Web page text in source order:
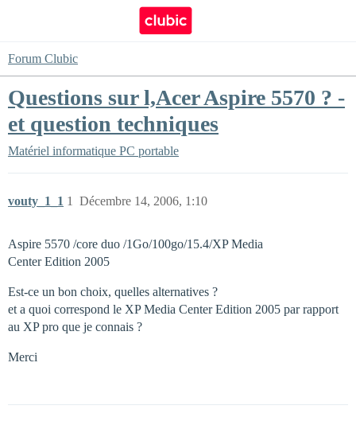
Forum Clubic
Questions sur l,Acer Aspire 5570 ? -
et question techniques
Matériel informatique PC portable
vouty_1_1 Décembre 14, 2006, 1:10
1
Aspire 5570 /core duo /1Go/100go/15.4/XP Media
Center Edition 2005
Est-ce un bon choix, quelles alternatives ?
et a quoi correspond le XP Media Center Edition 2005 par rapport
au XP pro que je connais ?
Merci